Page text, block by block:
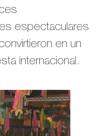
espectaculares
en un
internacional.